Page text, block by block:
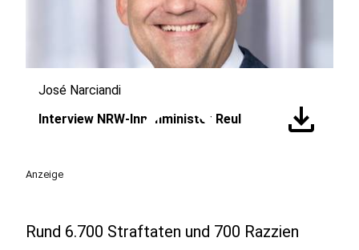
play_circle
José Narciandi
Interview NRW-Innenminister Reul
download
Anzeige
Rund 6.700 Straftaten und 700 Razzien